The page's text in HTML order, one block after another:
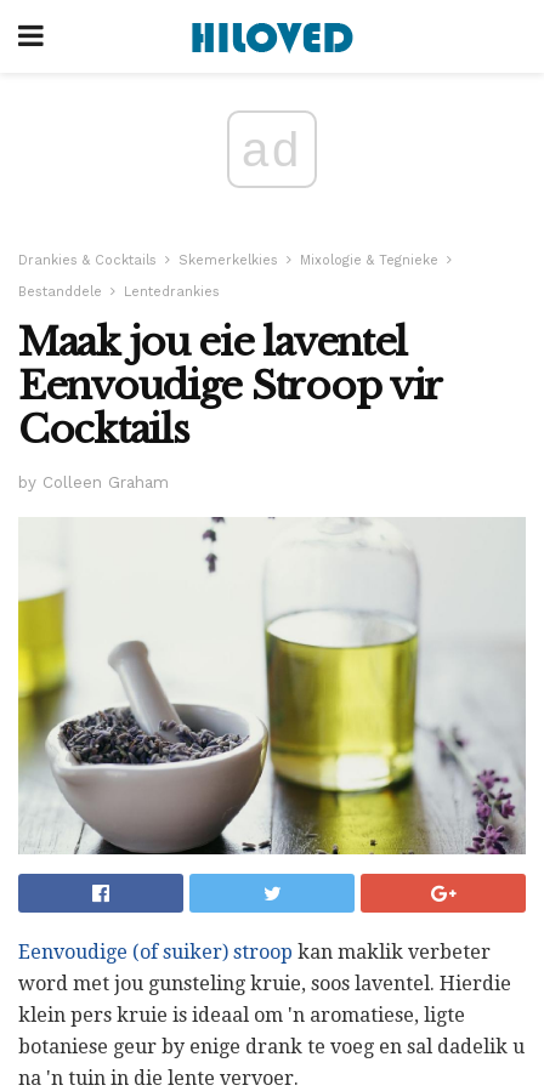
ad
Drankies & Cocktails Skemerkelkies
Mixologie & Tegnieke
Bestanddele
Lentedrankies
Maak jou eie laventel
Eenvoudige Stroop vir
Cocktails
by Colleen Graham
Eenvoudige (of suiker) stroop kan maklik verbeter
word met jou gunsteling kruie, soos laventel. Hierdie
klein pers kruie is ideaal om 'n aromatiese, ligte
botaniese geur by enige drank te voeg en sal dadelik u
na 'n tuin in die lente vervoer.